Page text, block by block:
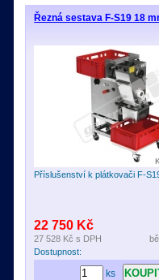
Řezná sestava F-S19 18
Příslušenství k plátkovači F-
22 750 Kč
27 528 Kč s DPH
Dostupnost:
ks